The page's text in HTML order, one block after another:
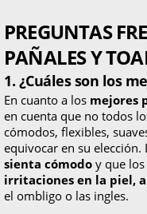
PREGUNTAS
PAÑALES Y
1. ¿Cuáles son los
En cuanto a los mejores
en cuenta que no todos
cómodos, flexibles,
equivocar en su
sienta cómodo y que
irritaciones en la piel,
el ombligo o las ingles.